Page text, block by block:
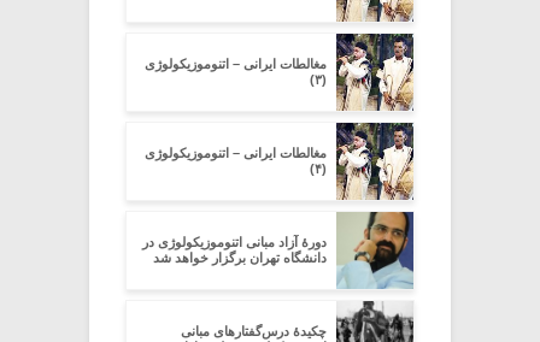
مغالطات ایرانی – اتنوموزیکولوژی
(۳)
مغالطات ایرانی – اتنوموزیکولوژی
(۴)
دورۀ آزاد مبانی اتنوموزیکولوژی در
دانشگاه تهران برگزار خواهد شد
چکیدۀ درس‌گفتارهای مبانی